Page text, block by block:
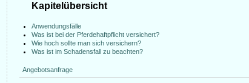
Kapitelübersicht
Anwendungsfälle
Was ist bei der Pferdehaftpflicht versichert?
Wie hoch sollte man sich versichern?
Was ist im Schadensfall zu beachten?
Angebotsanfrage